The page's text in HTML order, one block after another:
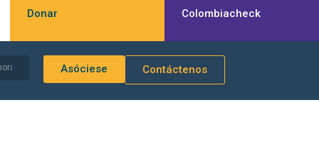
Donar Colombiacheck
Asóciese Contáctenos